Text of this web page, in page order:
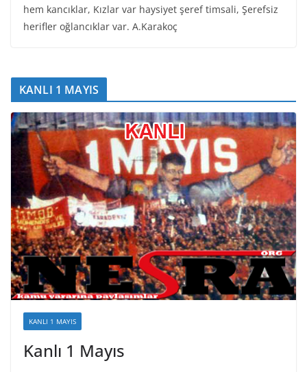
hem kancıklar, Kızlar var haysiyet şeref timsali, Şerefsiz
herifler oğlancıklar var. A.Karakoç
KANLI 1 MAYIS
KANLI 1 MAYIS
Kanlı 1 Mayıs